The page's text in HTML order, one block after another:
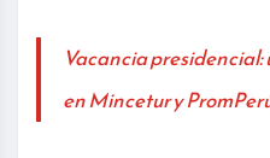
Vacancia
en Mincetur y